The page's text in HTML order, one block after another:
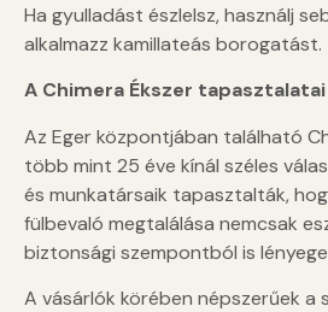
Ha gyulladást észlelsz, használj
alkalmazz kamillateás borogatást.
A Chimera Ékszer tapasztalatai
Az Eger központjában található
több mint 25 éve kínál széles
és munkatársaik tapasztalták,
fülbevaló megtalálása nemcsak
biztonsági szempontból is
A vásárlók körében népszerűek a